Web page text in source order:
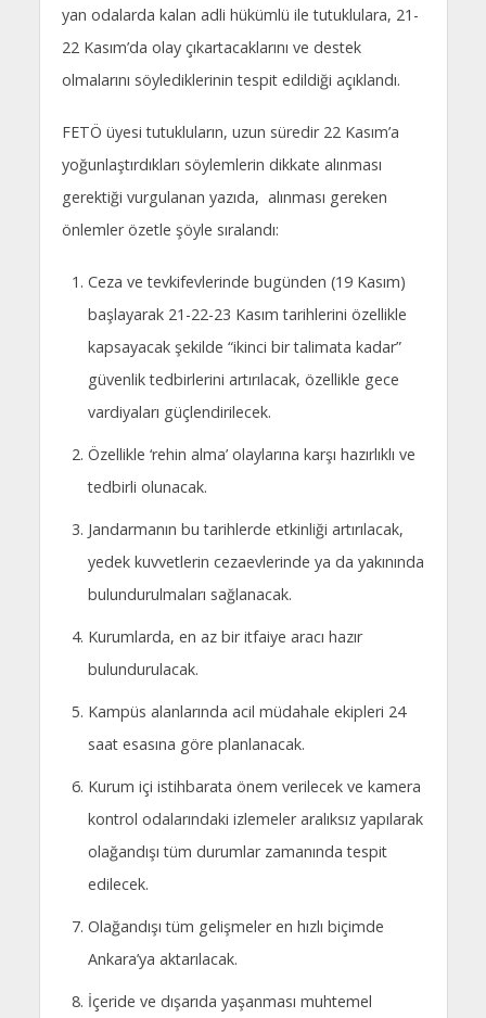
yan odalarda kalan adli hükümlü ile tutuklulara, 21-
22 Kasım’da olay çıkartacaklarını ve destek
olmalarını söylediklerinin tespit edildiği açıklandı.
FETÖ üyesi tutukluların, uzun süredir 22 Kasım’a
yoğunlaştırdıkları söylemlerin dikkate alınması
gerektiği vurgulanan yazıda, alınması gereken
önlemler özetle şöyle sıralandı:
Ceza ve tevkifevlerinde bugünden (19 Kasım)
başlayarak 21-22-23 Kasım tarihlerini özellikle
kapsayacak şekilde “ikinci bir talimata kadar”
güvenlik tedbirlerini artırılacak, özellikle gece
vardiyaları güçlendirilecek.
Özellikle ‘rehin alma’ olaylarına karşı hazırlıklı ve
tedbirli olunacak.
Jandarmanın bu tarihlerde etkinliği artırılacak,
yedek kuvvetlerin cezaevlerinde ya da yakınında
bulundurulmaları sağlanacak.
Kurumlarda, en az bir itfaiye aracı hazır
bulundurulacak.
Kampüs alanlarında acil müdahale ekipleri 24
saat esasına göre planlanacak.
Kurum içi istihbarata önem verilecek ve kamera
kontrol odalarındaki izlemeler aralıksız yapılarak
olağandışı tüm durumlar zamanında tespit
edilecek.
Olağandışı tüm gelişmeler en hızlı biçimde
Ankara’ya aktarılacak.
İçeride ve dışarıda yaşanması muhtemel